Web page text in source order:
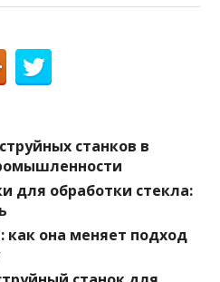
станков в
для обработки стекла:
как она меняет подход